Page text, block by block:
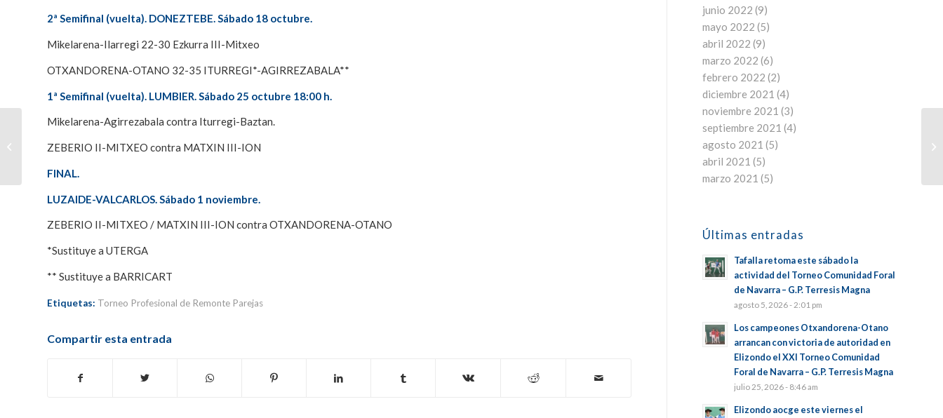
2ª Semifinal (vuelta). DONEZTEBE. Sábado 18 octubre.
Mikelarena-Ilarregi 22-30 Ezkurra III-Mitxeo
OTXANDORENA-OTANO 32-35 ITURREGI*-AGIRREZABALA**
1ª Semifinal (vuelta). LUMBIER. Sábado 25 octubre 18:00 h.
Mikelarena-Agirrezabala contra Iturregi-Baztan.
ZEBERIO II-MITXEO contra MATXIN III-ION
FINAL.
LUZAIDE-VALCARLOS. Sábado 1 noviembre.
ZEBERIO II-MITXEO / MATXIN III-ION contra OTXANDORENA-OTANO
*Sustituye a UTERGA
** Sustituye a BARRICART
Etiquetas: Torneo Profesional de Remonte Parejas
Compartir esta entrada
junio 2022 (9)
mayo 2022 (5)
abril 2022 (9)
marzo 2022 (6)
febrero 2022 (2)
diciembre 2021 (4)
noviembre 2021 (3)
septiembre 2021 (4)
agosto 2021 (5)
abril 2021 (5)
marzo 2021 (5)
Últimas entradas
Tafalla retoma este sábado la
actividad del Torneo Comunidad Foral
de Navarra – G.P. Terresis Magna
agosto 5, 2026 - 2:01 pm
Los campeones Otxandorena-Otano
arrancan con victoria de autoridad en
Elizondo el XXI Torneo Comunidad
Foral de Navarra – G.P. Terresis Magna
julio 25, 2026 - 8:46 am
Elizondo aocge este viernes el
Victoria de honor de
Doneztebe que no evita
el pase...